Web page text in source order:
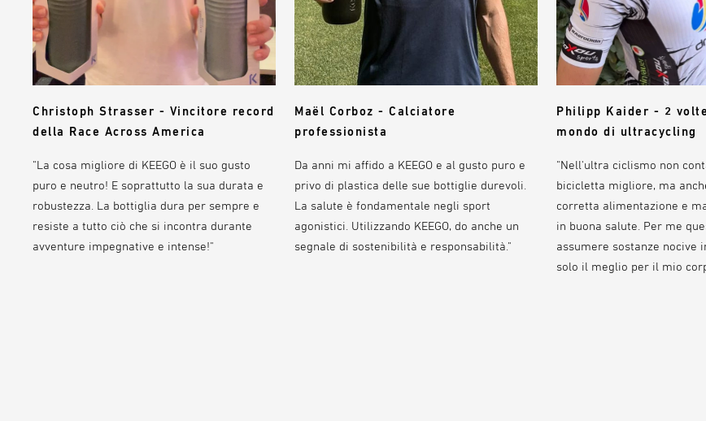
Christoph Strasser - Vincitore record
della Race Across America
"La cosa migliore di KEEGO è il suo gusto
puro e neutro! E soprattutto la sua durata e
robustezza. La bottiglia dura per sempre e
resiste a tutto ciò che si incontra durante
avventure impegnative e intense!"
Maël Corboz - Calciatore
professionista
Da anni mi affido a KEEGO e al gusto puro e
privo di plastica delle sue bottiglie durevoli.
La salute è fondamentale negli sport
agonistici. Utilizzando KEEGO, do anche un
segnale di sostenibilità e responsabilità."
Philipp Kaider - 2
mondo di ultracycling
"Nell'ultra ciclismo non
bicicletta migliore, ma
corretta alimentazione e
in buona salute. Per me
assumere sostanze nocive
solo il meglio per il mio